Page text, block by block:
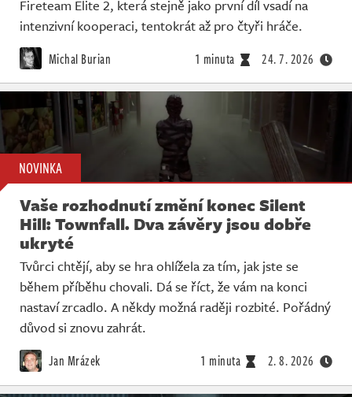
Fireteam Elite 2, která stejně jako první díl vsadí na
intenzivní kooperaci, tentokrát až pro čtyři hráče.
Michal Burian 1 minuta 24. 7. 2026
NOVINKA
Vaše rozhodnutí změní konec Silent
Hill: Townfall. Dva závěry jsou dobře
ukryté
Tvůrci chtějí, aby se hra ohlížela za tím, jak jste se
během příběhu chovali. Dá se říct, že vám na konci
nastaví zrcadlo. A někdy možná raději rozbité. Pořádný
důvod si znovu zahrát.
Jan Mrázek 1 minuta 2. 8. 2026